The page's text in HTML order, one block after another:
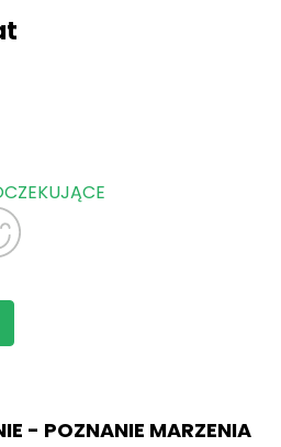
- POZNANIE MARZENIA